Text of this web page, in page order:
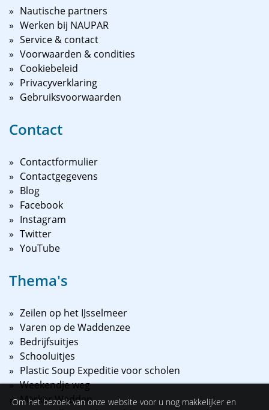
Nautische partners
Werken bij NAUPAR
Service & contact
Voorwaarden & condities
Cookiebeleid
Privacyverklaring
Gebruiksvoorwaarden
Contact
Contactformulier
Contactgegevens
Blog
Facebook
Instagram
Twitter
YouTube
Thema's
Zeilen op het IJsselmeer
Varen op de Waddenzee
Bedrijfsuitjes
Schooluitjes
Plastic Soup Expeditie voor scholen
Weekendje weg
Marker Wadden
Om het bezoek van onze website voor u nog makkelijker en